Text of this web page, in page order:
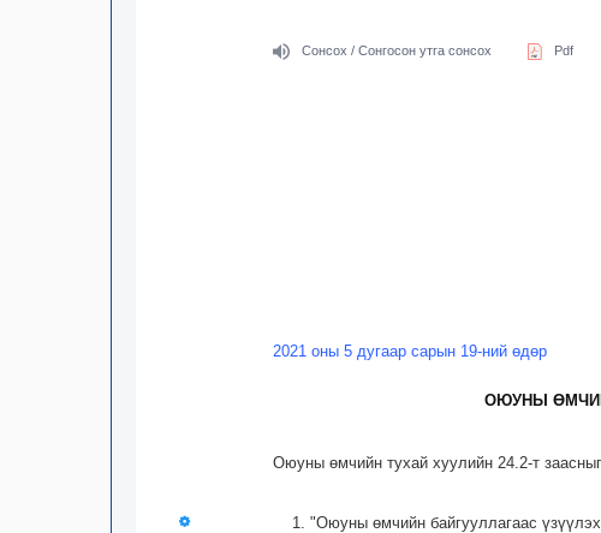
Сонсох / Сонгосон утга сонсох Pdf
2021 оны 5 дугаар сарын 19-ний өдөр
ОЮУНЫ
Оюуны өмчийн тухай хуулийн 24.2-т
1. "Оюуны өмчийн байгууллагаас